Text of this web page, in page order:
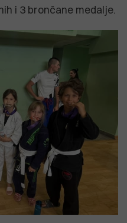
i 3 brončane medalje.